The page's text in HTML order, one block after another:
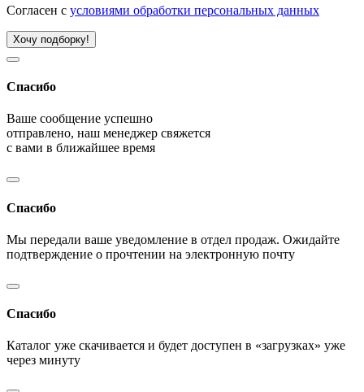
Согласен с условиями обработки персональных данных
Хочу подборку!
Спасибо
Ваше сообщение успешно
отправлено, наш менеджер свяжется
с вами в ближайшее время
Спасибо
Мы передали ваше уведомление в отдел продаж. Ожидайте
подтверждение о прочтении на электронную почту
Спасибо
Каталог уже скачивается и будет доступен в «загрузках» уже
через минуту